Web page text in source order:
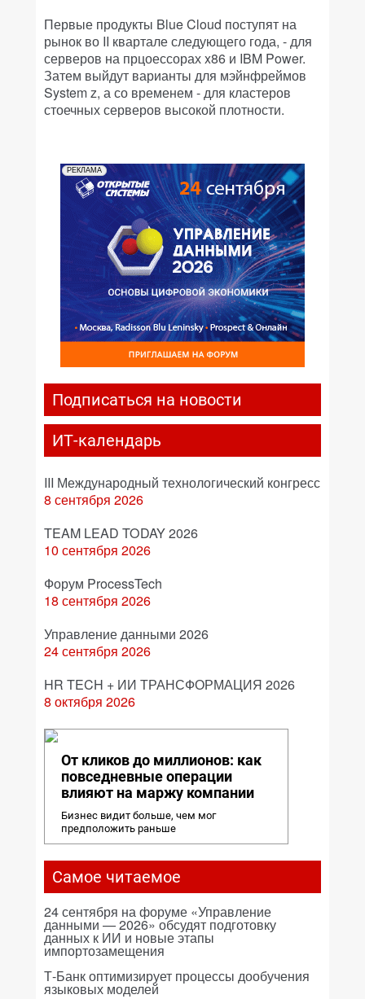
Первые продукты Blue Cloud поступят на
рынок во II квартале следующего года, - для
серверов на прцоессорах x86 и IBM Power.
Затем выйдут варианты для мэйнфреймов
System z, а со временем - для кластеров
стоечных серверов высокой плотности.
РЕКЛАМА
Подписаться на новости
ИТ-календарь
III Международный технологический конгресс
8 сентября 2026
TEAM LEAD TODAY 2026
10 сентября 2026
Форум ProcessTech
18 сентября 2026
Управление данными 2026
24 сентября 2026
HR TECH + ИИ ТРАНСФОРМАЦИЯ 2026
8 октября 2026
От кликов до миллионов: как
повседневные операции
влияют на маржу компании
Бизнес видит больше, чем мог
предположить раньше
Самое читаемое
24 сентября на форуме «Управление
данными — 2026» обсудят подготовку
данных к ИИ и новые этапы
импортозамещения
Т-Банк оптимизирует процессы дообучения
языковых моделей